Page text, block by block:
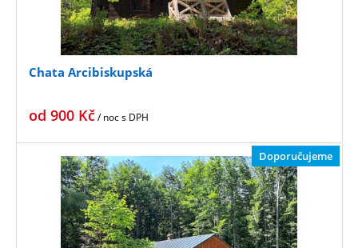
Chata Arcibiskupská
od 900 Kč/ nocs DPH
Doporučujeme